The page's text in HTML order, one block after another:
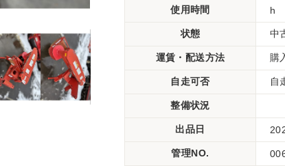
使用時間 h
状態 中
運賃・配送方法 購
自走可否 自
整備状況
出品日
管理NO.